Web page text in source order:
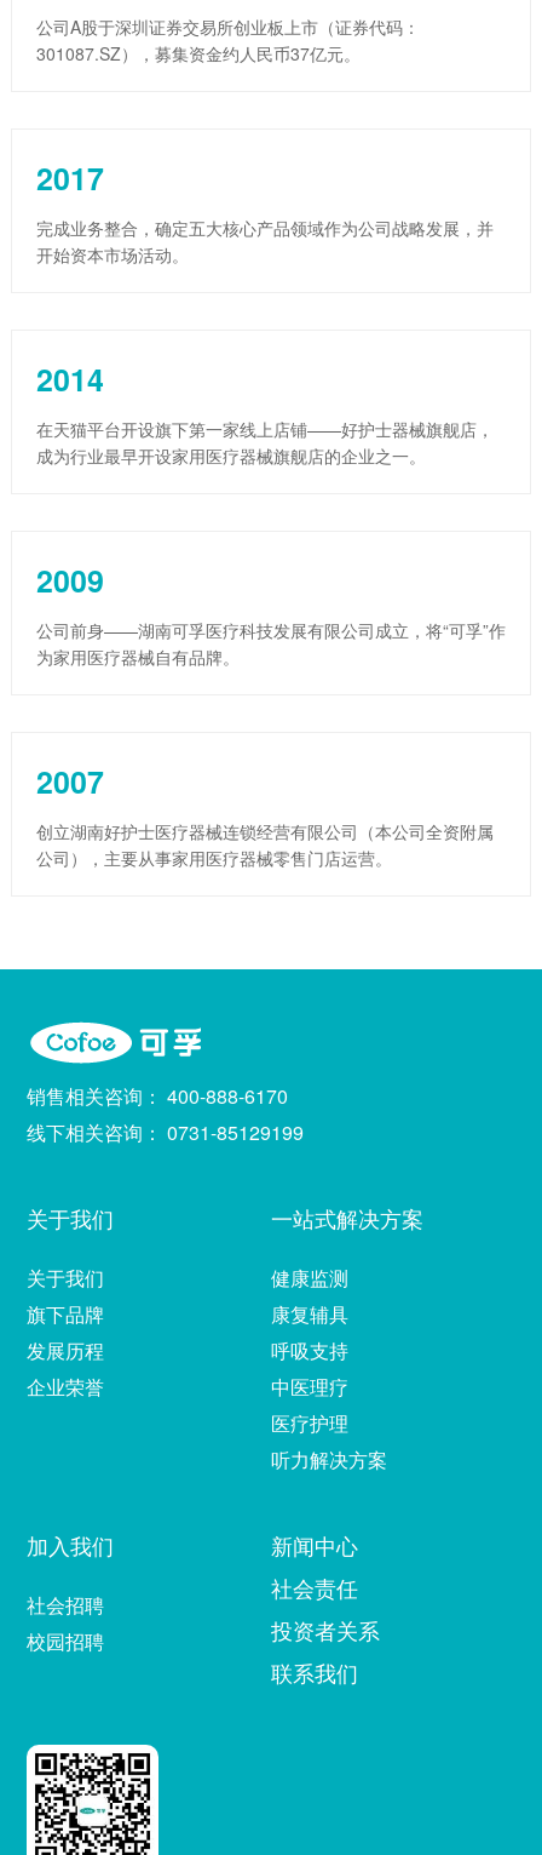
公司A股于深圳证券交易所创业板上市（证券代码：
301087.SZ），募集资金约人民币37亿元。
2017
完成业务整合，确定五大核心产品领域作为公司战略发展，并
开始资本市场活动。
2014
在天猫平台开设旗下第一家线上店铺——好护士器械旗舰店，
成为行业最早开设家用医疗器械旗舰店的企业之一。
2009
公司前身——湖南可孚医疗科技发展有限公司成立，将“可孚”作
为家用医疗器械自有品牌。
2007
创立湖南好护士医疗器械连锁经营有限公司（本公司全资附属
公司），主要从事家用医疗器械零售门店运营。
销售相关咨询：400-888-6170
线下相关咨询：0731-85129199
关于我们
关于我们
旗下品牌
发展历程
企业荣誉
一站式解决方案
健康监测
康复辅具
呼吸支持
中医理疗
医疗护理
听力解决方案
加入我们
社会招聘
校园招聘
新闻中心
社会责任
投资者关系
联系我们